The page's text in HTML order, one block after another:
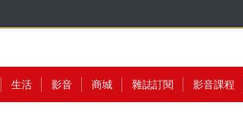
生活 影音 商城 雜誌訂閱 影音課程